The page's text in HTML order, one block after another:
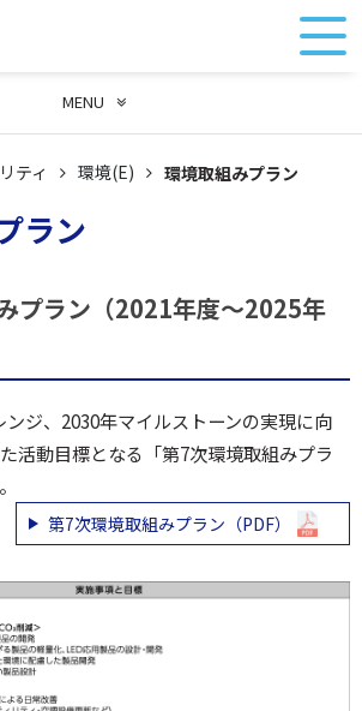
MENU
ティ 環境(E) 環境取組みプラン
ラン
プラン（2021年度～2025年
ンジ、2030年マイルストーンの実現に向
活動目標となる「第7次環境取組みプラ
第7次環境取組みプラン（PDF）